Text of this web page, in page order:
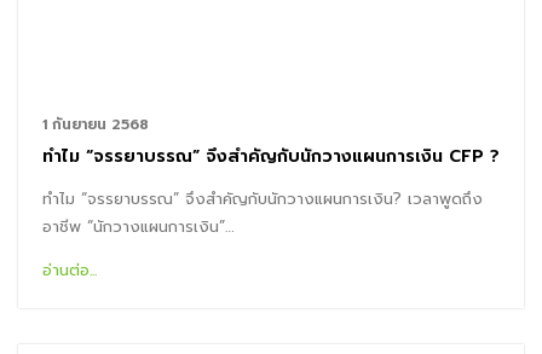
1 กันยายน 2568
ทำไม “จรรยาบรรณ” จึงสำคัญกับนักวางแผนการเงิน CFP ?
ทำไม “จรรยาบรรณ” จึงสำคัญกับนักวางแผนการเงิน? เวลาพูดถึง
อาชีพ “นักวางแผนการเงิน”…
อ่านต่อ...